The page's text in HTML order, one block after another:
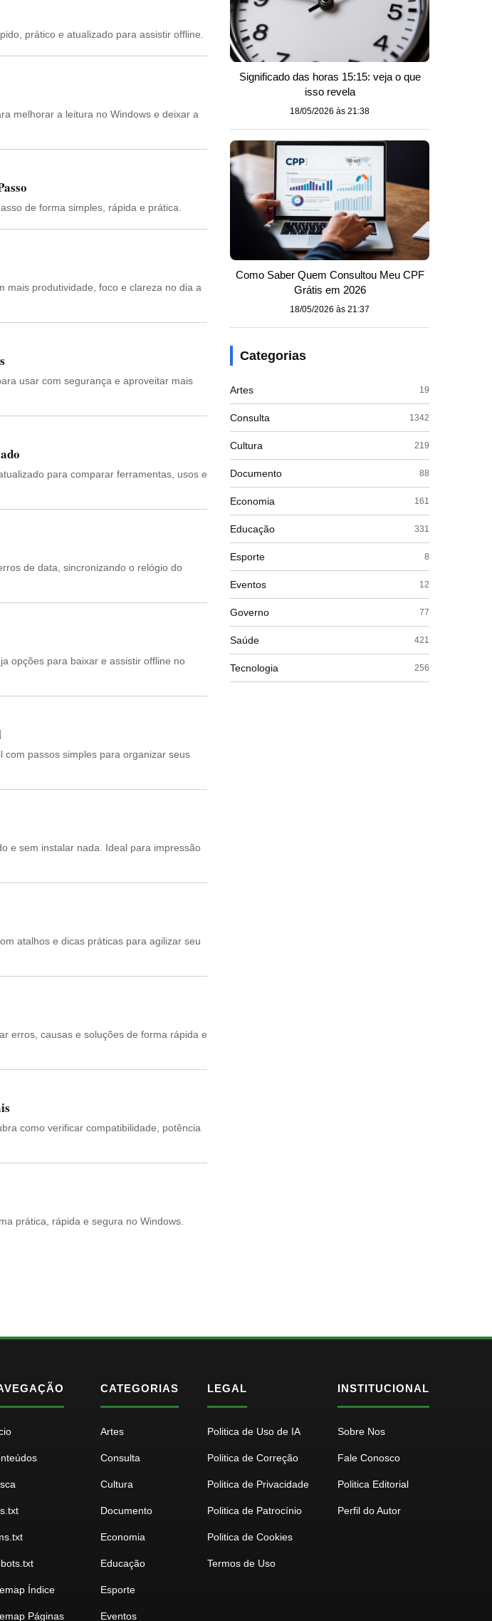
prático e atualizado para assistir offline.
melhorar a leitura no Windows e deixar a
de forma simples, rápida e prática.
mais produtividade, foco e clareza no dia a
usar com segurança e aproveitar mais
para comparar ferramentas, usos e
de data, sincronizando o relógio do
opções para baixar e assistir offline no
passos simples para organizar seus
e sem instalar nada. Ideal para impressão
atalhos e dicas práticas para agilizar seu
erros, causas e soluções de forma rápida e
como verificar compatibilidade, potência
prática, rápida e segura no Windows.
Significado das horas 15:15: veja o que
isso revela
18/05/2026 às 21:38
Como Saber Quem Consultou Meu CPF
Grátis em 2026
18/05/2026 às 21:37
Categorias
Artes 19
Consulta 1342
Cultura 219
Documento 88
Economia 161
Educação 331
Esporte 8
Eventos 12
Governo 77
Saúde 421
Tecnologia 256
Índice
Páginas
CATEGORIAS
Artes
Consulta
Cultura
Documento
Economia
Educação
Esporte
Eventos
LEGAL
Politica de Uso de IA
Politica de Correção
Politica de Privacidade
Politica de Patrocínio
Politica de Cookies
Termos de Uso
INSTITUCIONAL
Sobre Nos
Fale Conosco
Politica Editorial
Perfil do Autor